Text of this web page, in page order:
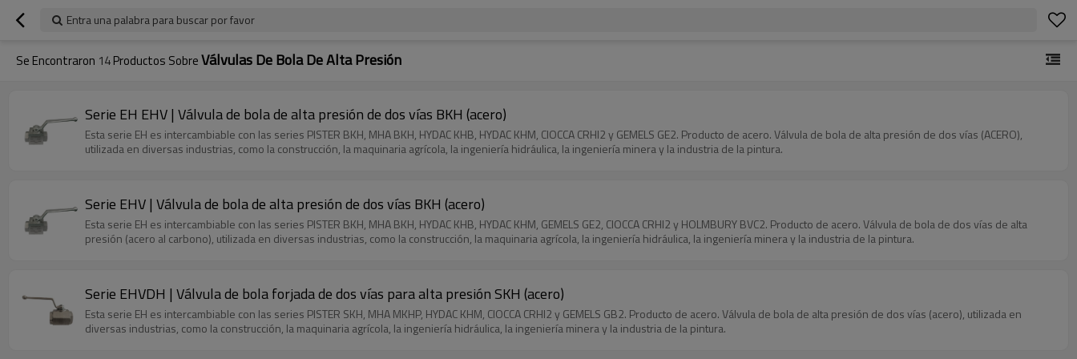
Entra una palabra para buscar por favor
Se Encontraron 14Productos SobreVálvulas De Bola De Alta Presión
Serie EH EHV | Válvula de bola de alta presión de dos vías BKH (acero)
Esta serie EH es intercambiable con las series PISTER BKH, MHA BKH, HYDAC KHB, HYDAC KHM, CIOCCA CRHI2 y GEMELS GE2. Producto de acero. Válvula de bola de alta presión de dos vías (ACERO),
utilizada en diversas industrias, como la construcción, la maquinaria agrícola, la ingeniería hidráulica, la ingeniería minera y la industria de la pintura.
Serie EHV | Válvula de bola de alta presión de dos vías BKH (acero)
Esta serie EH es intercambiable con las series PISTER BKH, MHA BKH, HYDAC KHB, HYDAC KHM, GEMELS GE2, CIOCCA CRHI2 y HOLMBURY BVC2. Producto de acero. Válvula de bola de dos vías de alta
presión (acero al carbono), utilizada en diversas industrias, como la construcción, la maquinaria agrícola, la ingeniería hidráulica, la ingeniería minera y la industria de la pintura.
Serie EHVDH | Válvula de bola forjada de dos vías para alta presión SKH (acero)
Esta serie EH es intercambiable con las series PISTER SKH, MHA MKHP, HYDAC KHM, CIOCCA CRHI2 y GEMELS GB2. Producto de acero. Válvula de bola de alta presión de dos vías (acero), utilizada en
diversas industrias, como la construcción, la maquinaria agrícola, la ingeniería hidráulica, la ingeniería minera y la industria de la pintura.